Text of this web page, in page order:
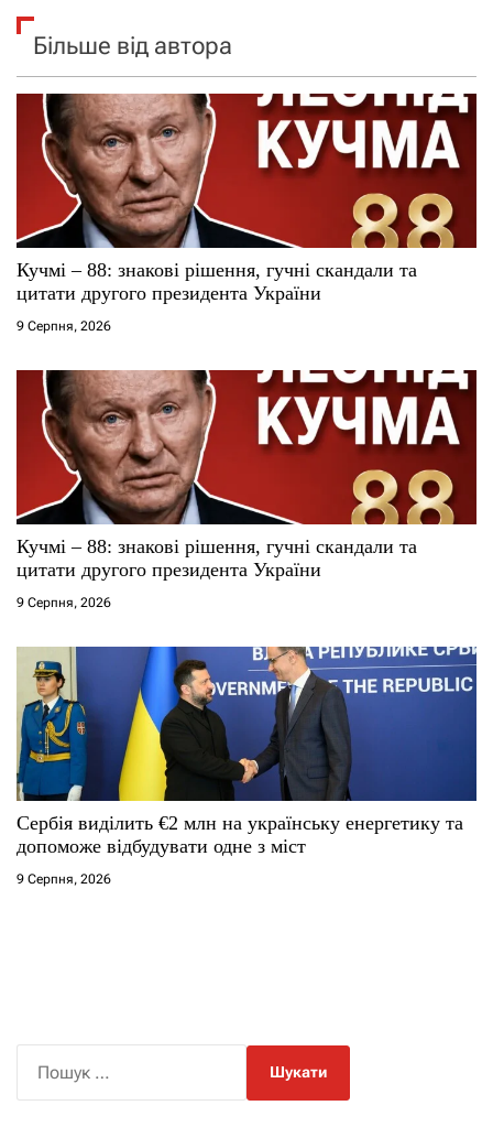
Більше від автора
Кучмі – 88: знакові рішення, гучні скандали та
цитати другого президента України
9 Серпня, 2026
Кучмі – 88: знакові рішення, гучні скандали та
цитати другого президента України
9 Серпня, 2026
Сербія виділить €2 млн на українську енергетику та
допоможе відбудувати одне з міст
9 Серпня, 2026